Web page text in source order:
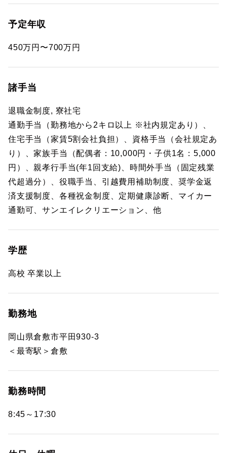
予定年収
450万円〜700万円
諸手当
退職金制度, 寮社宅
通勤手当（勤務地から2キロ以上 ※社内規定あり）、
住宅手当（家賃5割会社負担）、資格手当（会社規定あ
り）、家族手当（配偶者：10,000円・子供1名：5,000
円）、親孝行手当(年1回支給)、時間外手当（固定残業
代超過分）、役職手当、引越費用補助制度、奨学金返
済支援制度、各種祝金制度、定期健康診断、マイカー
通勤可、サンエイレクリエーション、他
学歴
高校 卒業以上
勤務地
岡山県倉敷市平田930-3
＜最寄駅＞倉敷
勤務時間
8:45～17:30